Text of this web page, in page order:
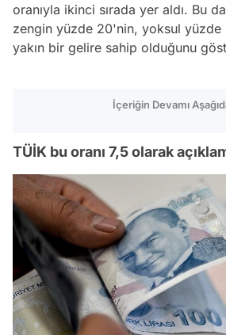
oranıyla ikinci sırada yer aldı. Bu
zengin yüzde 20'nin, yoksul yüzde
yakın bir gelire sahip olduğunu
İçeriğin Devamı
TÜİK bu oranı 7,5 olarak